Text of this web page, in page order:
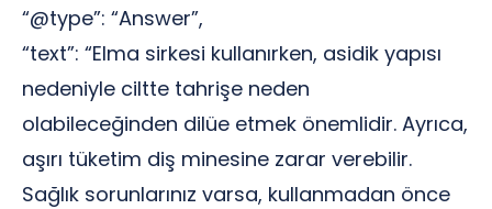
“@type”: “Answer”,
“text”: “Elma sirkesi kullanırken, asidik yapısı
nedeniyle ciltte tahrişe neden
olabileceğinden dilüe etmek önemlidir. Ayrıca,
aşırı tüketim diş minesine zarar verebilir.
Sağlık sorunlarınız varsa, kullanmadan önce